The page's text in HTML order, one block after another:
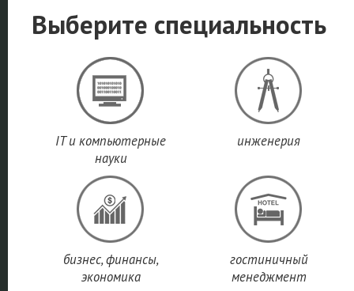
Выберите специальность
IT и компьютерные
науки
инженерия
бизнес, финансы,
экономика
гостиничный
менеджмент